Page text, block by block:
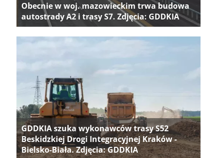
Obecnie w woj. mazowieckim trwa budowa
autostrady A2 i trasy S7. Zdjęcia: GDDKIA
GDDKIA szuka wykonawców trasy S52
Beskidzkiej Drogi Integracyjnej Kraków -
Bielsko-Biała. Zdjęcia: GDDKIA